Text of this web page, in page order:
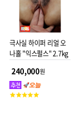
극사실 하이퍼 리얼 오
나홀 "익스펄스" 2.7kg
240,000원
고